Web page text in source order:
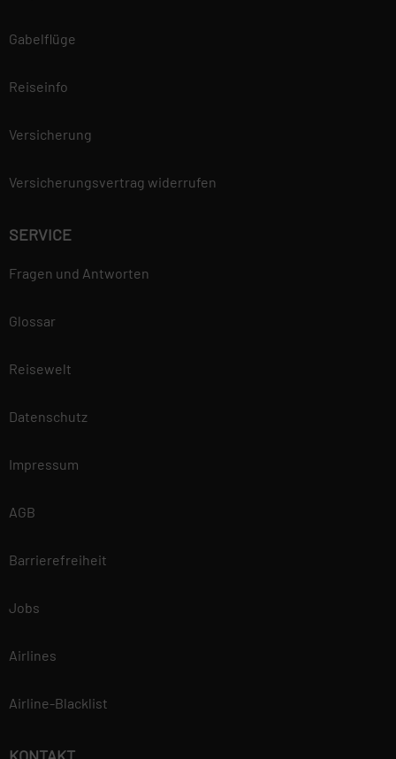
Gabelflüge
Reiseinfo
Versicherung
Versicherungsvertrag widerrufen
SERVICE
Fragen und Antworten
Glossar
Reisewelt
Datenschutz
Impressum
AGB
Barrierefreiheit
Jobs
Airlines
Airline-Blacklist